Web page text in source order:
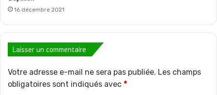
16 décembre 2021
Laisser un commentaire
Votre adresse e-mail ne sera pas publiée. Les champs
obligatoires sont indiqués avec *